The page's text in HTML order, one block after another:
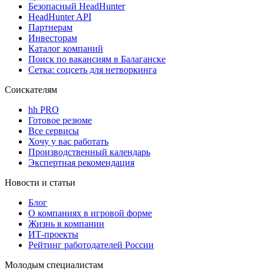
Безопасный HeadHunter
HeadHunter API
Партнерам
Инвесторам
Каталог компаний
Поиск по вакансиям в Балаганске
Сетка: соцсеть для нетворкинга
Соискателям
hh PRO
Готовое резюме
Все сервисы
Хочу у вас работать
Производственный календарь
Экспертная рекомендация
Новости и статьи
Блог
О компаниях в игровой форме
Жизнь в компании
ИТ-проекты
Рейтинг работодателей России
Молодым специалистам